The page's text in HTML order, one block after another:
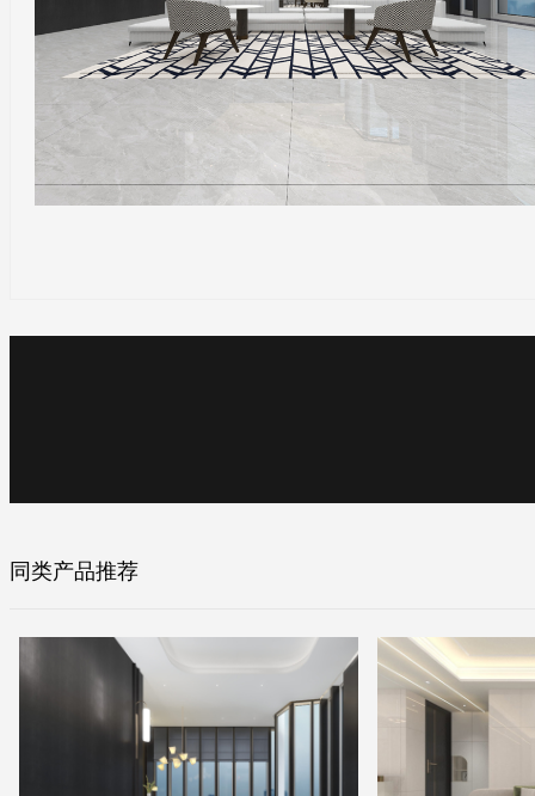
同类产品推荐